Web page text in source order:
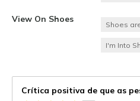
View On Shoes
Shoes
I'm Into
Crítica positiva de que as